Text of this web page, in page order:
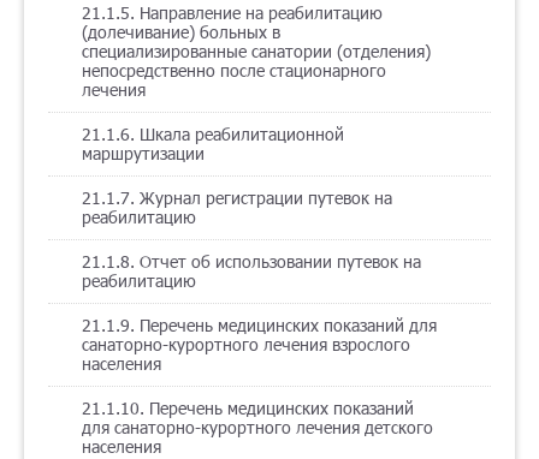
21.1.5. Направление на реабилитацию
(долечивание) больных в
специализированные санатории (отделения)
непосредственно после стационарного
лечения
21.1.6. Шкала реабилитационной
маршрутизации
21.1.7. Журнал регистрации путевок на
реабилитацию
21.1.8. Отчет об использовании путевок на
реабилитацию
21.1.9. Перечень медицинских показаний для
санаторно-курортного лечения взрослого
населения
21.1.10. Перечень медицинских показаний
для санаторно-курортного лечения детского
населения